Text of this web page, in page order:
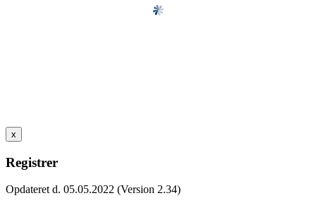
x
Registrer
Opdateret d. 05.05.2022 (Version 2.34)